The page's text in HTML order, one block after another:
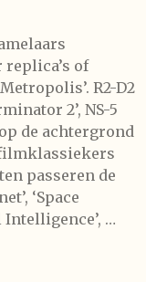
of
R2-D2
2’, NS-5
de achtergrond
passeren de
‘Space
Intelligence’, …